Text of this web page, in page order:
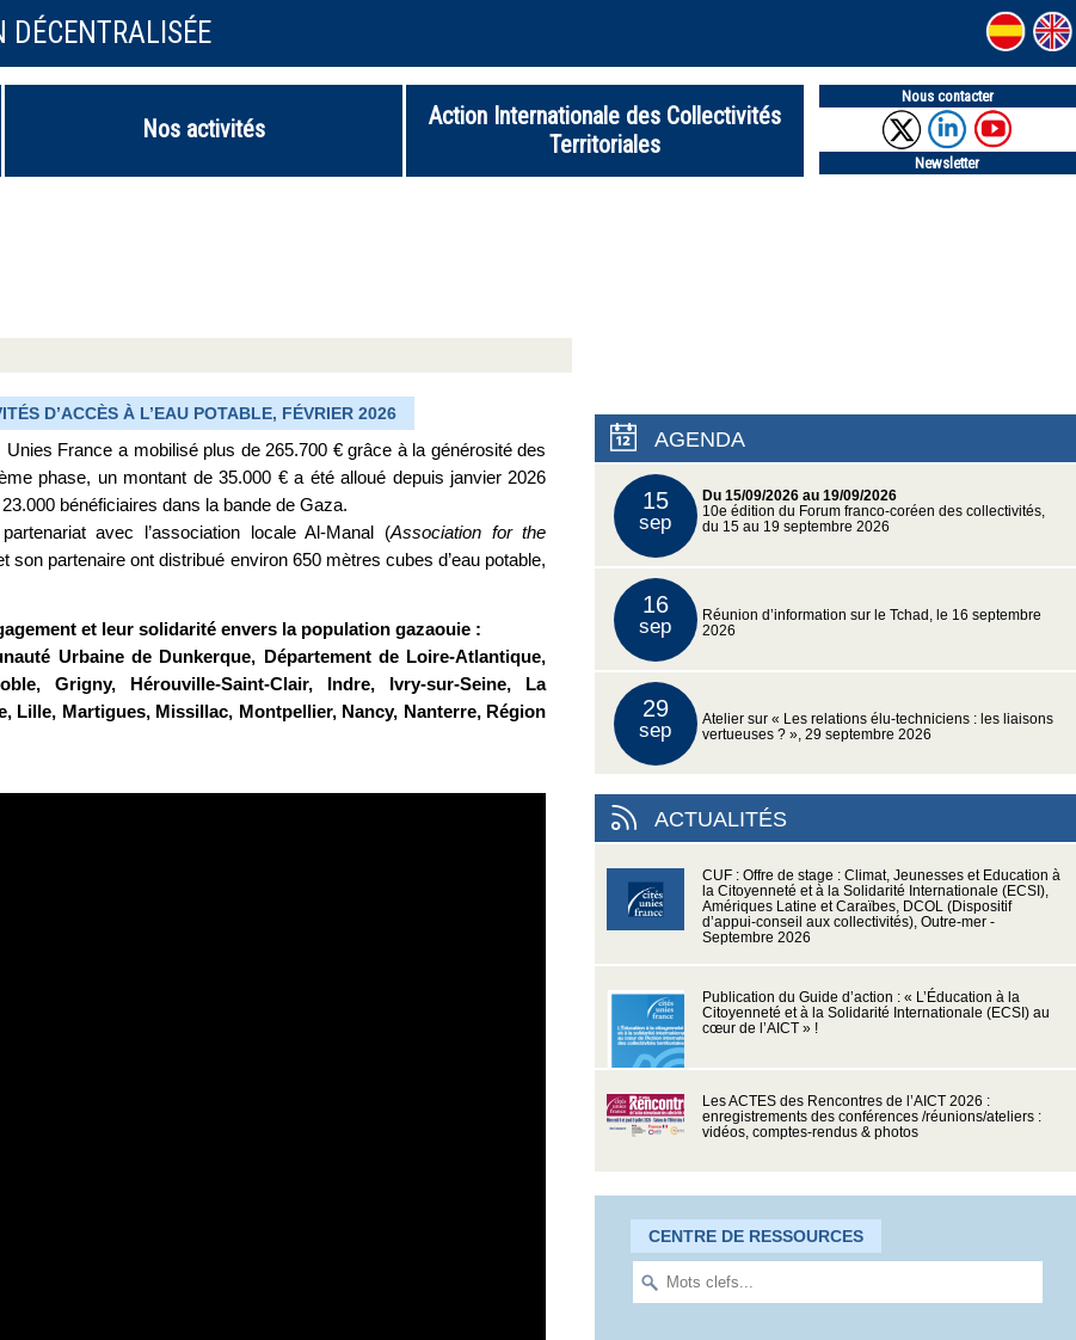
DÉCENTRALISÉE
Nos activités
Action Internationale des Collectivités
Territoriales
Nous contacter
Newsletter
D’ACCÈS À L’EAU POTABLE, FÉVRIER 2026
France a mobilisé plus de 265.700 € grâce à la générosité des
phase, un montant de 35.000 € a été alloué depuis janvier 2026
bénéficiaires dans la bande de Gaza.
avec l’association locale Al-Manal (Association for the
partenaire ont distribué environ 650 mètres cubes d’eau potable,
et leur solidarité envers la population gazaouie :
Urbaine de Dunkerque, Département de Loire-Atlantique,
Grigny, Hérouville-Saint-Clair, Indre, Ivry-sur-Seine, La
Lille, Martigues, Missillac, Montpellier, Nancy, Nanterre, Région
AGENDA
15
sep
Du 15/09/2026 au 19/09/2026
10e édition du Forum franco-coréen des collectivités,
du 15 au 19 septembre 2026
16
sep
Réunion d’information sur le Tchad, le 16 septembre
2026
29
sep
Atelier sur « Les relations élu-techniciens : les liaisons
vertueuses ? », 29 septembre 2026
ACTUALITÉS
CUF : Offre de stage : Climat, Jeunesses et Education à
la Citoyenneté et à la Solidarité Internationale (ECSI),
Amériques Latine et Caraïbes, DCOL (Dispositif
d’appui-conseil aux collectivités), Outre-mer -
Septembre 2026
Publication du Guide d’action : « L’Éducation à la
Citoyenneté et à la Solidarité Internationale (ECSI) au
cœur de l’AICT » !
Les ACTES des Rencontres de l’AICT 2026 :
enregistrements des conférences /réunions/ateliers :
vidéos, comptes-rendus & photos
CENTRE DE RESSOURCES